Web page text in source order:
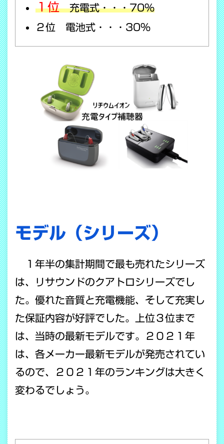
１位充電式・・・70％
２位 電池式・・・30％
モデル（シリーズ）
１年半の集計期間で最も売れたシリーズ
は、リサウンドのクアトロシリーズでし
た。優れた音質と充電機能、そして充実し
た保証内容が好評でした。上位３位まで
は、当時の最新モデルです。２０２１年
は、各メーカー最新モデルが発売されてい
るので、２０２１年のランキングは大きく
変わるでしょう。